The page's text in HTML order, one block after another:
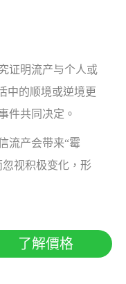
明流产与个人或
中的顺境或逆境更
件共同决定。
产会带来“霉
视积极变化，形
了解價格